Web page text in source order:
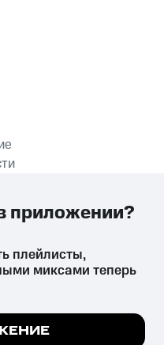
причиняет вред здоровью,
установленную
сайте все
плейлисты,
миксами теперь